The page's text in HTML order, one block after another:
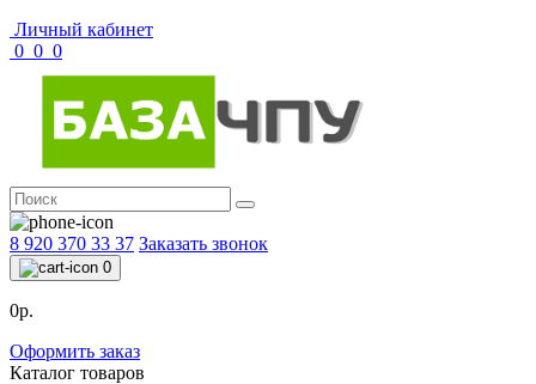
Личный кабинет
0 0 0
8 920 370 33 37 Заказать звонок
0
0р.
Оформить заказ
Каталог товаров